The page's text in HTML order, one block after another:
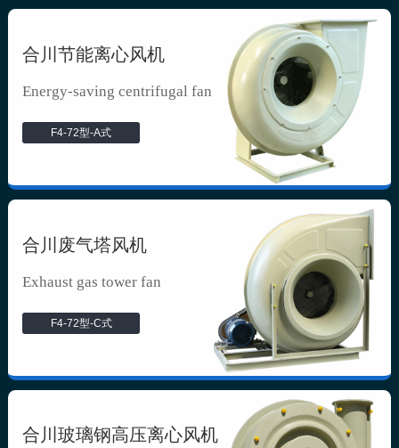
合川节能离心风机
Energy-saving centrifugal fan
F4-72型-A式
合川废气塔风机
Exhaust gas tower fan
F4-72型-C式
合川玻璃钢高压离心风机